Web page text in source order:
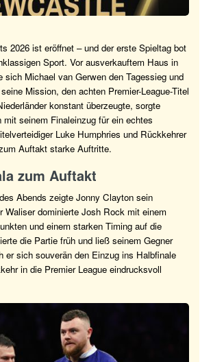
2026 ist eröffnet – und der erste Spieltag bot
Sport. Vor ausverkauftem Haus in
sich Michael van Gerwen den Tagessieg und
Mission, den achten Premier-League-Titel
konstant überzeugte, sorgte
mit seinem Finaleinzug für ein echtes
Luke Humphries und Rückkehrer
Auftakt starke Auftritte.
zum Auftakt
Abends zeigte Jonny Clayton sein
Waliser dominierte Josh Rock mit einem
und einem starken Timing auf die
die Partie früh und ließ seinem Gegner
er sich souverän den Einzug ins Halbfinale
in die Premier League eindrucksvoll